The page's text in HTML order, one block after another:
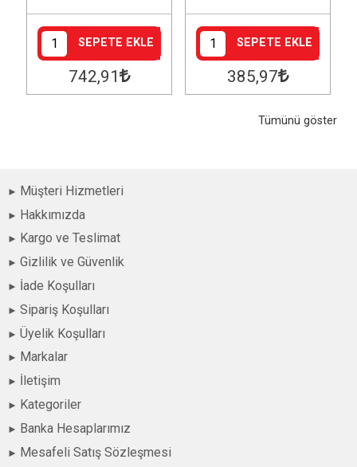
SEPETE EKLE
742,91
SEPETE EKLE
385,97
Tümünü göster
Müşteri Hizmetleri
Hakkımızda
Kargo ve Teslimat
Gizlilik ve Güvenlik
İade Koşulları
Sipariş Koşulları
Üyelik Koşulları
Markalar
İletişim
Kategoriler
Banka Hesaplarımız
Mesafeli Satış Sözleşmesi